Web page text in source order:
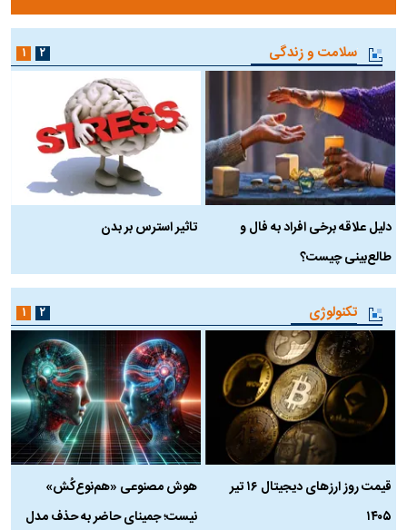
سلامت و زندگی
دلیل علاقه برخی افراد به فال و
طالع‌بینی چیست؟
تاثیر استرس بر بدن
۱ ۲
تکنولوژی
قیمت روز ارز‌های دیجیتال ۱۶ تیر
۱۴۰۵
هوش مصنوعی «هم‌نوع‌کُش»
نیست؛ جمینای حاضر به حذف مدل
۱ ۲